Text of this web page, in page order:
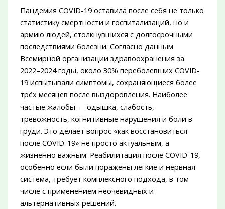
Пандемия COVID-19 оставила после себя не только
статистику смертности и госпитализаций, но и
армию людей, столкнувшихся с долгосрочными
последствиями болезни. Согласно данным
Всемирной организации здравоохранения за
2022–2024 годы, около 30% переболевших COVID-
19 испытывали симптомы, сохраняющиеся более
трёх месяцев после выздоровления. Наиболее
частые жалобы — одышка, слабость,
тревожность, когнитивные нарушения и боли в
груди. Это делает вопрос «как восстановиться
после COVID-19» не просто актуальным, а
жизненно важным. Реабилитация после COVID-19,
особенно если были поражены лёгкие и нервная
система, требует комплексного подхода, в том
числе с применением неочевидных и
альтернативных решений.